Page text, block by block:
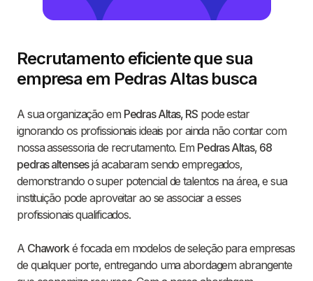
Recrutamento eficiente que sua
empresa em Pedras Altas busca
A sua organização em Pedras Altas, RSpode estar
ignorando os profissionais ideais por ainda não contar com
nossa assessoria de recrutamento. Em Pedras Altas, 68
pedras altensesjá acabaram sendo empregados,
demonstrando o super potencial de talentos na área, e sua
instituição pode aproveitar ao se associar a esses
profissionais qualificados.
A Chaworké focada em modelos de seleção para empresas
de qualquer porte, entregando uma abordagem abrangente